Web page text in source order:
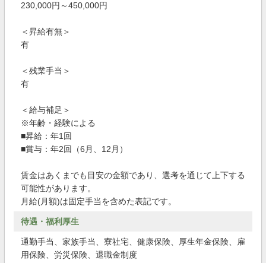
230,000円～450,000円
＜昇給有無＞
有
＜残業手当＞
有
＜給与補足＞
※年齢・経験による
■昇給：年1回
■賞与：年2回（6月、12月）
賃金はあくまでも目安の金額であり、選考を通じて上下する
可能性があります。
月給(月額)は固定手当を含めた表記です。
待遇・福利厚生
通勤手当、家族手当、寮社宅、健康保険、厚生年金保険、雇
用保険、労災保険、退職金制度